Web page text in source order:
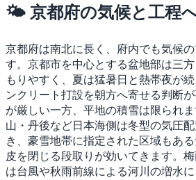
🌤 京都府の気候と工程
京都府は南北に長く、府内でも気候
す。京都市を中心とする盆地部は三
もりやすく、夏は猛暑日と熱帯夜が
ンクリート打設を朝方へ寄せる判断
が厳しい一方、平地の積雪は限られ
山・丹後など日本海側は冬型の気圧
き、豪雪地帯に指定された区域もあ
皮を閉じる段取りが効いてきます。
は台風や秋雨前線による河川の増水に